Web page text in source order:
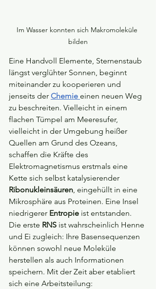
Im Wasser konnten sich Makromoleküle
bilden
Eine Handvoll Elemente, Sternenstaub
längst verglühter Sonnen, beginnt
miteinander zu kooperieren und
jenseits der Chemie einen neuen Weg
zu beschreiten. Vielleicht in einem
flachen Tümpel am Meeresufer,
vielleicht in der Umgebung heißer
Quellen am Grund des Ozeans,
schaffen die Kräfte des
Elektromagnetismus erstmals eine
Kette sich selbst katalysierender
Ribonukleinsäuren, eingehüllt in eine
Mikrosphäre aus Proteinen. Eine Insel
niedrigerer Entropie ist entstanden.
Die erste RNS ist wahrscheinlich Henne
und Ei zugleich: Ihre Basensequenzen
können sowohl neue Moleküle
herstellen als auch Informationen
speichern. Mit der Zeit aber etabliert
sich eine Arbeitsteilung: